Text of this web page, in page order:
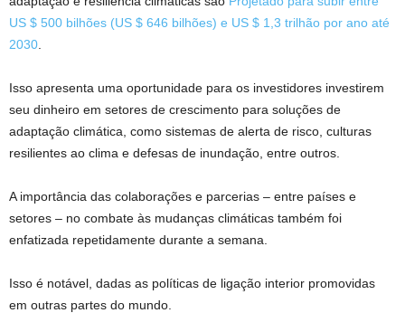
US $ 500 bilhões (US $ 646 bilhões) e US $ 1,3 trilhão por ano até
2030
Isso apresenta uma oportunidade para os investidores investirem
seu dinheiro em setores de crescimento para soluções de
adaptação climática, como sistemas de alerta de risco, culturas
resilientes ao clima e defesas de inundação, entre outros.
A importância das colaborações e parcerias – entre países e
setores – no combate às mudanças climáticas também foi
enfatizada repetidamente durante a semana.
Isso é notável, dadas as políticas de ligação interior promovidas
em outras partes do mundo.